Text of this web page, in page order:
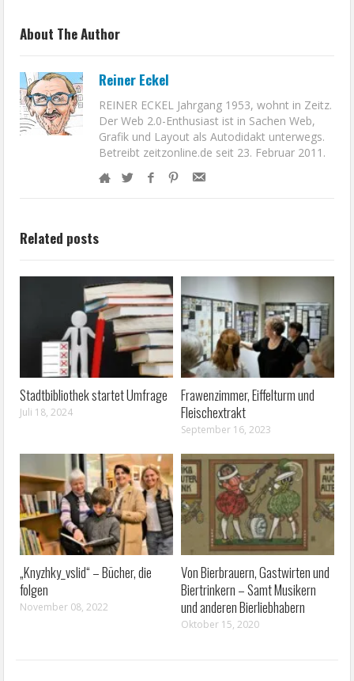
About The Author
Reiner Eckel
REINER ECKEL Jahrgang 1953, wohnt in Zeitz.
Der Web 2.0-Enthusiast ist in Sachen Web,
Grafik und Layout als Autodidakt unterwegs.
Betreibt zeitzonline.de seit 23. Februar 2011.
Related posts
Stadtbibliothek startet Umfrage
Juli 18, 2024
Frawenzimmer, Eiffelturm und
Fleischextrakt
September 16, 2023
„Knyzhky_vslid“ – Bücher, die
folgen
November 08, 2022
Von Bierbrauern, Gastwirten und
Biertrinkern – Samt Musikern
und anderen Bierliebhabern
Oktober 15, 2020